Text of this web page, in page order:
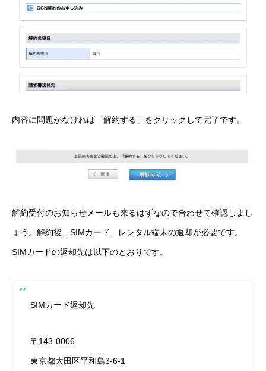
内容に問題がなければ「解約する」をクリックして完了です。
解約受付のお知らせメールも来るはずなので合わせて確認しまし
ょう。解約後、SIMカード、レンタル端末の返却が必要です。
SIMカードの返却先は以下のとおりです。
SIMカード返却先
〒143-0006
東京都大田区平和島3-6-1